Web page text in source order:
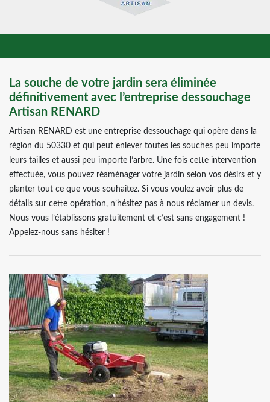
La souche de votre jardin sera éliminée
définitivement avec l’entreprise dessouchage
Artisan RENARD
Artisan RENARD est une entreprise dessouchage qui opère dans la
région du 50330 et qui peut enlever toutes les souches peu importe
leurs tailles et aussi peu importe l’arbre. Une fois cette intervention
effectuée, vous pouvez réaménager votre jardin selon vos désirs et y
planter tout ce que vous souhaitez. Si vous voulez avoir plus de
détails sur cette opération, n’hésitez pas à nous réclamer un devis.
Nous vous l’établissons gratuitement et c’est sans engagement !
Appelez-nous sans hésiter !